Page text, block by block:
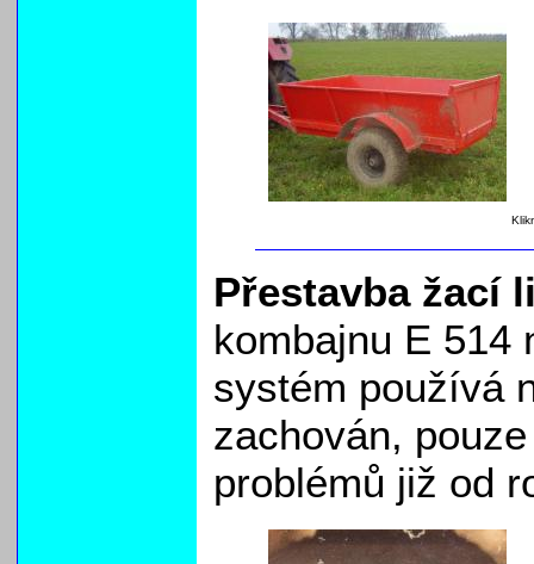
Přestavba žací
kombajnu E 514
systém používá
zachován,
problémů již od